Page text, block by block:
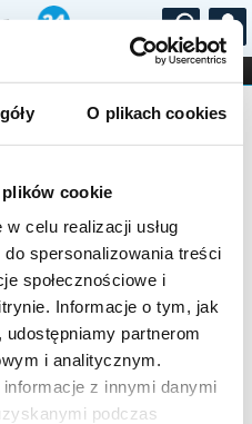
O plikach cookies
cookie
celu realizacji usług
do spersonalizowania treści
społecznościowe i
Informacje o tym, jak
partnerom
i analitycznym.
z innymi danymi
podczas
...
STAND-UP
na wydarzenie